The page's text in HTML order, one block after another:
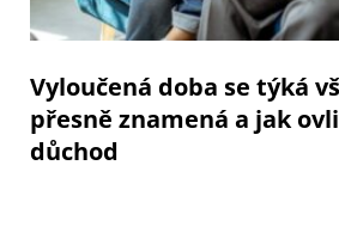
Vyloučená doba se týká
přesně znamená a jak
důchod